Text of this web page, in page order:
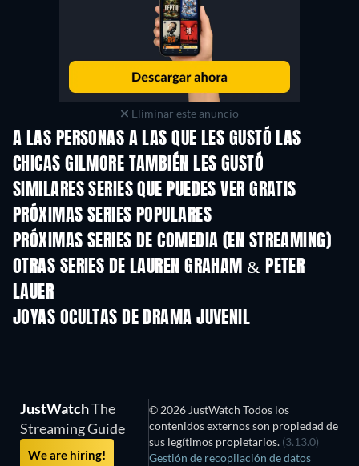
Eliminar este anuncio
A LAS PERSONAS A LAS QUE LES GUSTÓ LAS
CHICAS GILMORE TAMBIÉN LES GUSTÓ
TV TV
SIMILARES SERIES QUE PUEDES VER GRATIS
TV TV
PRÓXIMAS SERIES POPULARES
TV
PRÓXIMAS SERIES DE COMEDIA (EN STREAMING)
Temporada 6 Temporada 2
OTRAS SERIES DE LAUREN GRAHAM & PETER
LAUER
JOYAS OCULTAS DE DRAMA JUVENIL
TV
JustWatchThe
Streaming Guide
We are hiring!
© 2026 JustWatch Todos los
contenidos externos son propiedad de
sus legítimos propietarios. (3.13.0)
Gestión de recopilación de datos